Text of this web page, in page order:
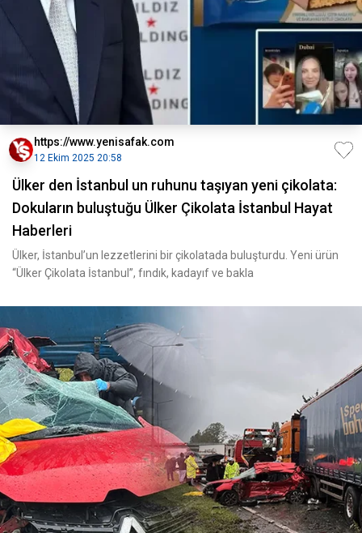
https://www.yenisafak.com
12 Ekim 2025 20:58
Ülker den İstanbul un ruhunu taşıyan yeni çikolata:
Dokuların buluştuğu Ülker Çikolata İstanbul Hayat
Haberleri
Ülker, İstanbul’un lezzetlerini bir çikolatada buluşturdu. Yeni ürün
“Ülker Çikolata İstanbul”, fındık, kadayıf ve bakla